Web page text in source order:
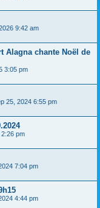
9:42 am
Alagna chante Noël de
3:05 pm
25, 2024 6:55 pm
2:26 pm
7:04 pm
4:44 pm